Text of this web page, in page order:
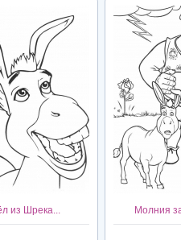
из Шрека... Молния